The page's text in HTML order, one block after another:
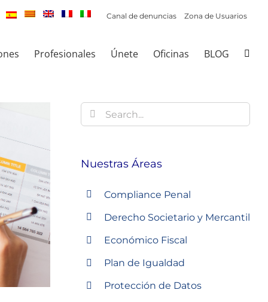
Canal de denuncias Zona de Usuarios
Profesionales Únete Oficinas BLOG
Buscar:
Nuestras Áreas
Compliance Penal
Derecho Societario y Mercantil
Económico Fiscal
Plan de Igualdad
Protección de Datos